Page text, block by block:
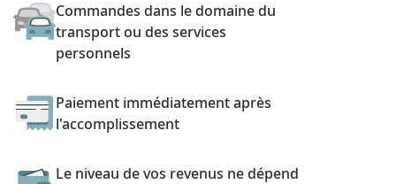
Commandes dans le domaine du
transport ou des services
personnels
Paiement immédiatement après
l'accomplissement
Le niveau de vos revenus ne dépend